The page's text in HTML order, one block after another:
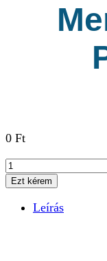
0 Ft
Membership
Product
mennyiség
Ezt kérem
Leírás